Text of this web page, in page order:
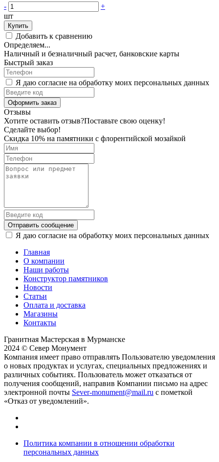
-
+
шт
Купить
Добавить к сравнению
Определяем...
Наличный и безналичный расчет, банковские карты
Быстрый заказ
Я даю согласие на обработку моих персональных данных
Оформить заказ
Отзывы
Хотите оставить отзыв?Поставьте свою оценку!
Сделайте выбор!
Скидка 10% на памятники с флорентийской мозайкой
Отправить сообщение
Я даю согласие на обработку моих персональных данных
Главная
О компании
Наши работы
Конструктор памятников
Новости
Статьи
Оплата и доставка
Магазины
Контакты
Гранитная Мастерская в Мурманске
2024 © Север Монумент
Компания имеет право отправлять Пользователю уведомления
о новых продуктах и услугах, специальных предложениях и
различных событиях. Пользователь может отказаться от
получения сообщений, направив Компании письмо на адрес
электронной почты Sever-monument@mail.ru с пометкой
«Отказ от уведомлений».
Политика компании в отношении обработки
персональных данных